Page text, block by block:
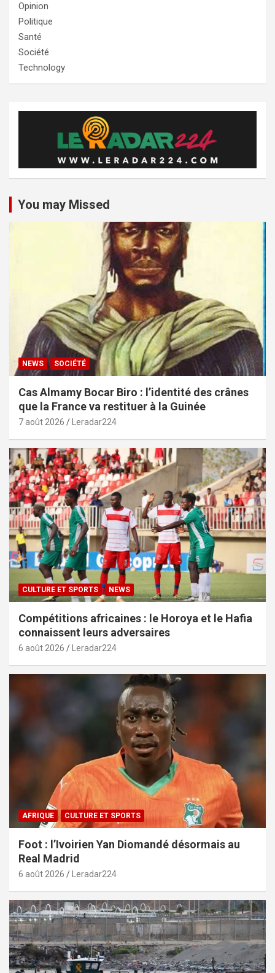
Opinion
Politique
Santé
Société
Technology
You may Missed
NEWS SOCIÉTÉ
Cas Almamy Bocar Biro : l’identité des crânes
que la France va restituer à la Guinée
7 août 2026 Leradar224
CULTURE ET SPORTS NEWS
Compétitions africaines : le Horoya et le Hafia
connaissent leurs adversaires
6 août 2026 Leradar224
AFRIQUE CULTURE ET SPORTS
Foot : l’Ivoirien Yan Diomandé désormais au
Real Madrid
6 août 2026 Leradar224